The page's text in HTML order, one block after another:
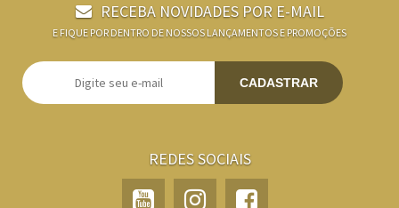
RECEBA NOVIDADES POR E-MAIL
E FIQUE POR DENTRO DE NOSSOS LANÇAMENTOS E PROMOÇÕES
CADASTRAR
REDES SOCIAIS